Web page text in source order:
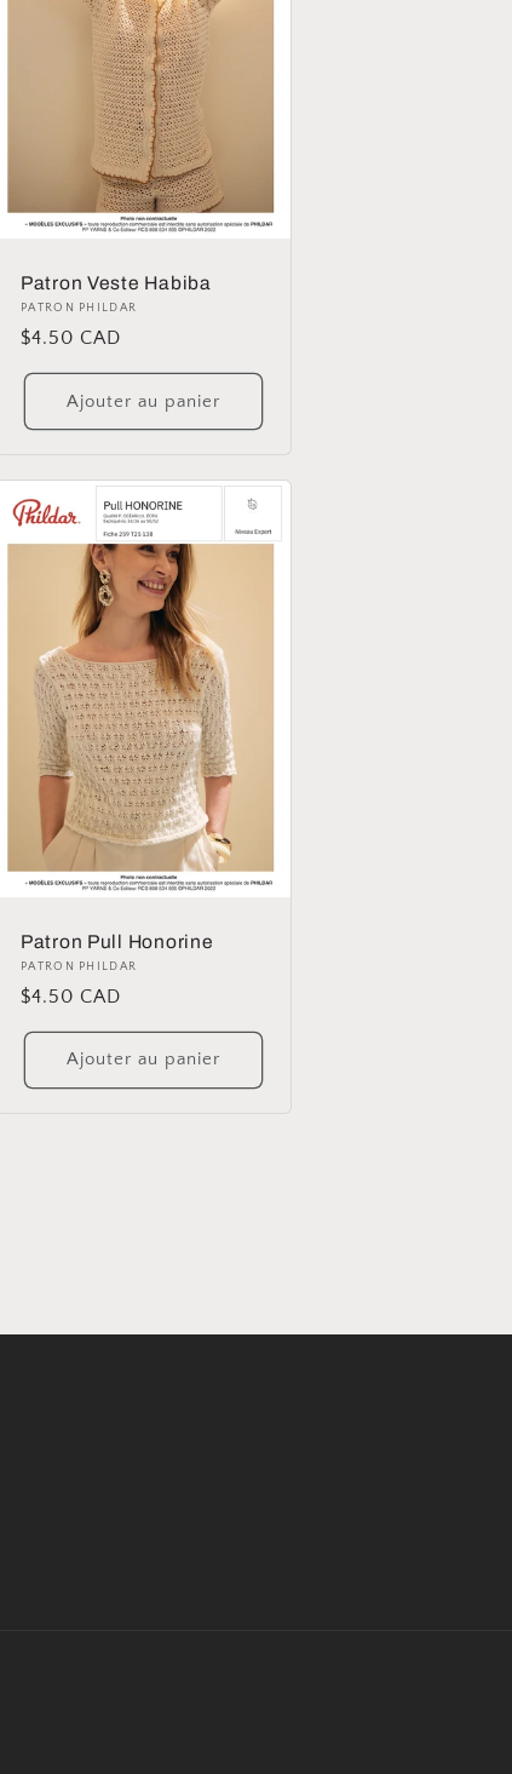
Patron Veste Habiba
Distributeur :
PATRON PHILDAR
Prix
habituel
$4.50 CAD
Ajouter au panier
Patron Pull Honorine
Distributeur :
PATRON PHILDAR
Prix
habituel
$4.50 CAD
Ajouter au panier